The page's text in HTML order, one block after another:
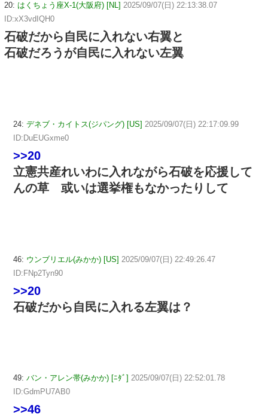
20: はくちょう座X-1(大阪府) [NL] 2025/09/07(日) 22:13:38.07
ID:xX3vdIQH0
石破だから自民に入れない右翼と
石破だろうが自民に入れない左翼
24: デネブ・カイトス(ジパング) [US] 2025/09/07(日) 22:17:09.99
ID:DuEUGxme0
>>20
立憲共産れいわに入れながら石破を応援して
んの草 或いは選挙権もなかったりして
46: ウンブリエル(みかか) [US] 2025/09/07(日) 22:49:26.47
ID:FNp2Tyn90
>>20
石破だから自民に入れる左翼は？
49: バン・アレン帯(みかか) [ﾆﾀﾞ] 2025/09/07(日) 22:52:01.78
ID:GdmPU7AB0
>>46